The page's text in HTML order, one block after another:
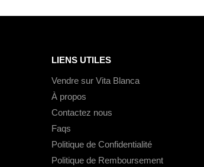
LIENS UTILES
Vendre sur Vita Blanca
À propos
Contactez nous
Faqs
Politique de Confidentialité
Politique de Remboursement